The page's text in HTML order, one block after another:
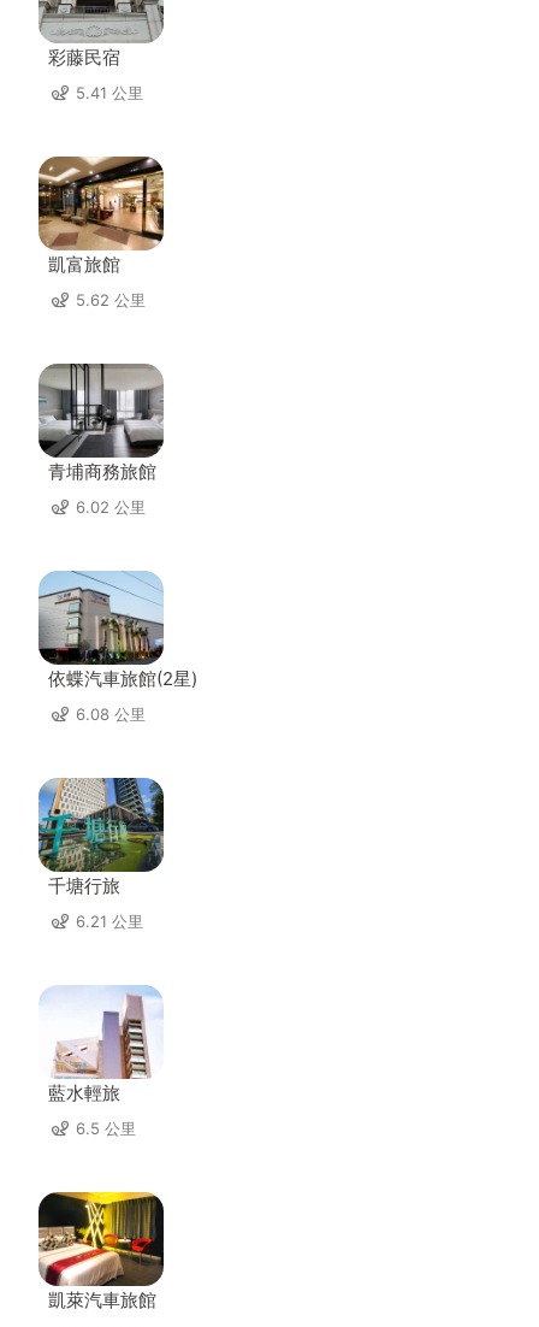
彩藤民宿
5.41 公里
凱富旅館
5.62 公里
青埔商務旅館
6.02 公里
依蝶汽車旅館(2星)
6.08 公里
千塘行旅
6.21 公里
藍水輕旅
6.5 公里
凱萊汽車旅館